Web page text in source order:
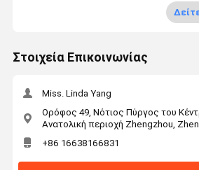
Στοιχεία Επικοινωνίας
Miss. Linda Yang
Ορόφος 49, Νότιος Πύργος του
Ανατολική περιοχή Zhengzhou,
+86 16638166831